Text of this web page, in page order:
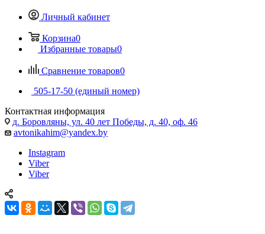
Личный кабинет
Корзина0
Избранные товары0
Сравнение товаров0
505-17-50 (единый номер)
Контактная информация
д. Боровляны, ул. 40 лет Победы, д. 40, оф. 46
avtonikahim@yandex.by
Instagram
Viber
Viber